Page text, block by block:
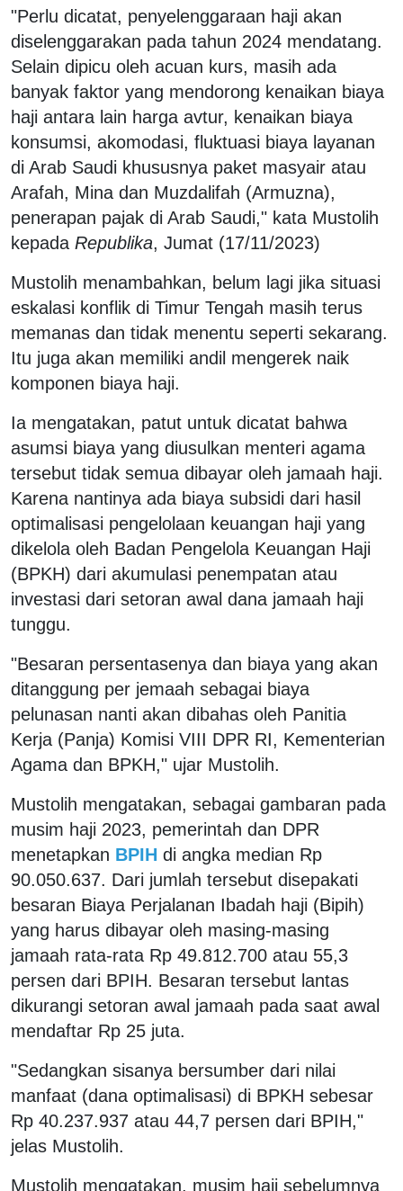
"Perlu dicatat, penyelenggaraan haji akan
diselenggarakan pada tahun 2024 mendatang.
Selain dipicu oleh acuan kurs, masih ada
banyak faktor yang mendorong kenaikan biaya
haji antara lain harga avtur, kenaikan biaya
konsumsi, akomodasi, fluktuasi biaya layanan
di Arab Saudi khususnya paket masyair atau
Arafah, Mina dan Muzdalifah (Armuzna),
penerapan pajak di Arab Saudi," kata Mustolih
kepada Republika, Jumat (17/11/2023)
Mustolih menambahkan, belum lagi jika situasi
eskalasi konflik di Timur Tengah masih terus
memanas dan tidak menentu seperti sekarang.
Itu juga akan memiliki andil mengerek naik
komponen biaya haji.
Ia mengatakan, patut untuk dicatat bahwa
asumsi biaya yang diusulkan menteri agama
tersebut tidak semua dibayar oleh jamaah haji.
Karena nantinya ada biaya subsidi dari hasil
optimalisasi pengelolaan keuangan haji yang
dikelola oleh Badan Pengelola Keuangan Haji
(BPKH) dari akumulasi penempatan atau
investasi dari setoran awal dana jamaah haji
tunggu.
"Besaran persentasenya dan biaya yang akan
ditanggung per jemaah sebagai biaya
pelunasan nanti akan dibahas oleh Panitia
Kerja (Panja) Komisi VIII DPR RI, Kementerian
Agama dan BPKH," ujar Mustolih.
Mustolih mengatakan, sebagai gambaran pada
musim haji 2023, pemerintah dan DPR
menetapkan BPIH di angka median Rp
90.050.637. Dari jumlah tersebut disepakati
besaran Biaya Perjalanan Ibadah haji (Bipih)
yang harus dibayar oleh masing-masing
jamaah rata-rata Rp 49.812.700 atau 55,3
persen dari BPIH. Besaran tersebut lantas
dikurangi setoran awal jamaah pada saat awal
mendaftar Rp 25 juta.
"Sedangkan sisanya bersumber dari nilai
manfaat (dana optimalisasi) di BPKH sebesar
Rp 40.237.937 atau 44,7 persen dari BPIH,"
jelas Mustolih.
Mustolih mengatakan, musim haji sebelumnya